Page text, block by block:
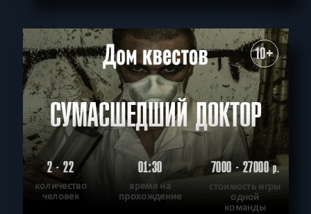
10+
СУМАСШЕДШИЙ ДОКТОР
2 - 22
количество
человек
01:30
время на
прохождение
7000 - 27000р.
стоимость игры
одной
команды